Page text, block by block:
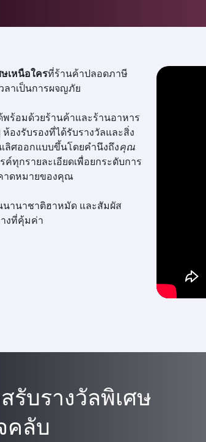
เหนือใครที่ร้านค้าปลอดภาษี
ลาเป็นการผจญภัย
พร้อมด้วยร้านค้าและร้านอาหาร
องรับรองที่ได้รับรางวัลและสิ่ง
ลิศออกแบบขึ้นโดยคำนึงถึงคุณ
ค์ทุกรายละเอียดเพื่อยกระดับการ
าดหมายของคุณ
นานาชาติฮาหมัด และสัมผัส
งที่คุ้มค่า
รับรางวัลพิเศษ
คลับ